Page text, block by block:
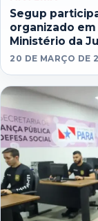
Segup
organizado
Ministério da
20 DE MARÇO DE